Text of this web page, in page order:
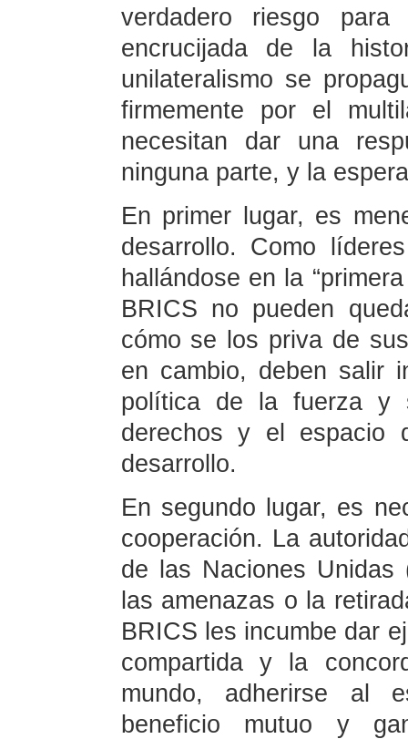
verdadero riesgo
encrucijada de la
unilateralismo se
firmemente por el
necesitan dar una
ninguna parte, y la
En primer lugar, es
desarrollo. Como
hallándose en la
BRICS no pueden
cómo se los priva de
en cambio, deben salir
política de la fuerza y
derechos y el espacio
desarrollo.
En segundo lugar, es
cooperación. La
de las Naciones
las amenazas o la
BRICS les incumbe dar
compartida y la
mundo, adherirse al
beneficio mutuo y